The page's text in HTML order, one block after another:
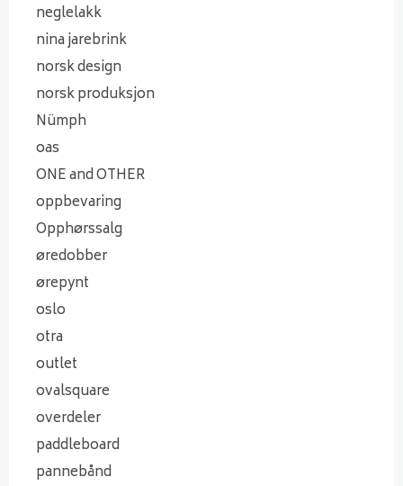
neglelakk
nina jarebrink
norsk design
norsk produksjon
Nümph
oas
ONE and OTHER
oppbevaring
Opphørssalg
øredobber
ørepynt
oslo
otra
outlet
ovalsquare
overdeler
paddleboard
pannebånd